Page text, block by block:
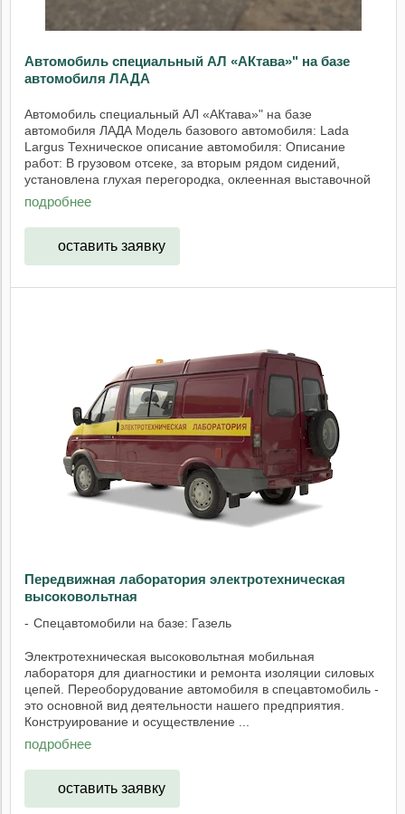
Автомобиль специальный АЛ «АКтава»" на базе
автомобиля ЛАДА
Автомобиль специальный АЛ «АКтава»" на базе
автомобиля ЛАДА Модель базового автомобиля: Lada
Largus Техническое описание автомобиля: Описание
работ: В грузовом отсеке, за вторым рядом сидений,
установлена глухая перегородка, оклеенная выставочной
...
подробнее
оставить заявку
Передвижная лаборатория электротехническая
высоковольтная
Спецавтомобили на базе: Газель
Электротехническая высоковольтная мобильная
лабораторя для диагностики и ремонта изоляции силовых
цепей. Переоборудование автомобиля в спецавтомобиль -
это основной вид деятельности нашего предприятия.
Конструирование и осуществление ...
подробнее
оставить заявку